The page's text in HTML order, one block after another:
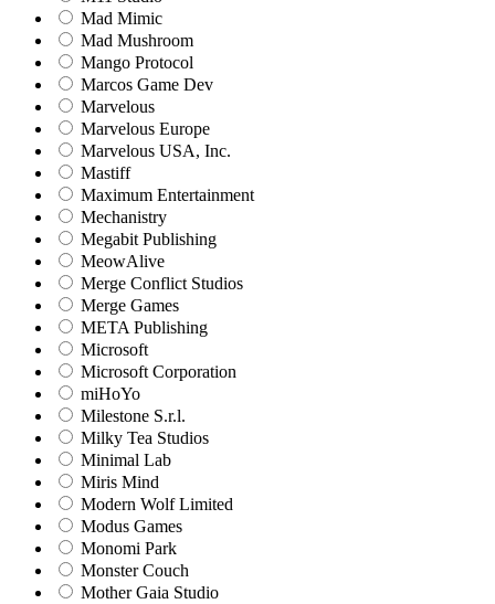
Mad Mimic
Mad Mushroom
Mango Protocol
Marcos Game Dev
Marvelous
Marvelous Europe
Marvelous USA, Inc.
Mastiff
Maximum Entertainment
Mechanistry
Megabit Publishing
MeowAlive
Merge Conflict Studios
Merge Games
META Publishing
Microsoft
Microsoft Corporation‬
miHoYo
Milestone S.r.l.
Milky Tea Studios
Minimal Lab
Miris Mind
Modern Wolf Limited
Modus Games
Monomi Park
Monster Couch
Mother Gaia Studio